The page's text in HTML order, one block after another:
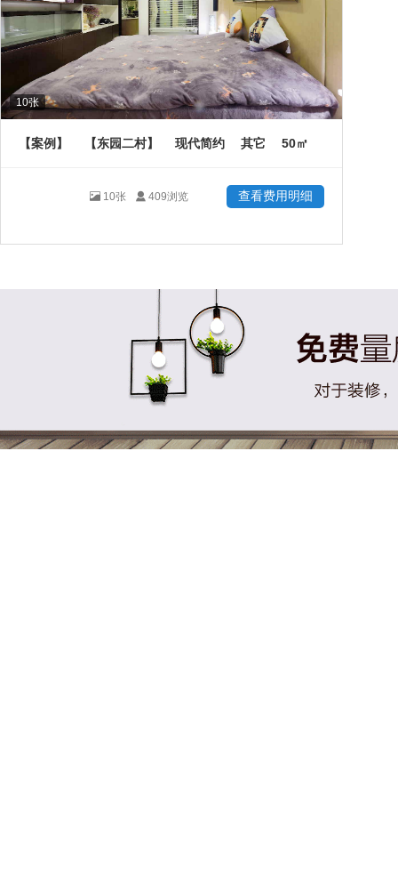
10张
【案例】 【东园二村】 现代简约 其它 50㎡
10张 409浏览 查看费用明细